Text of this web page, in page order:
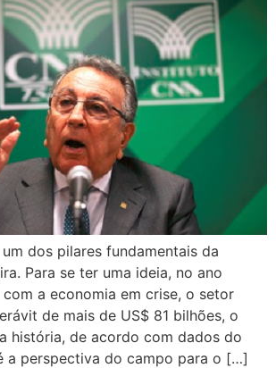
dos pilares fundamentais da
Para se ter uma ideia, no ano
com a economia em crise, o setor
de mais de US$ 81 bilhões, o
história, de acordo com dados do
a perspectiva do campo para o […]